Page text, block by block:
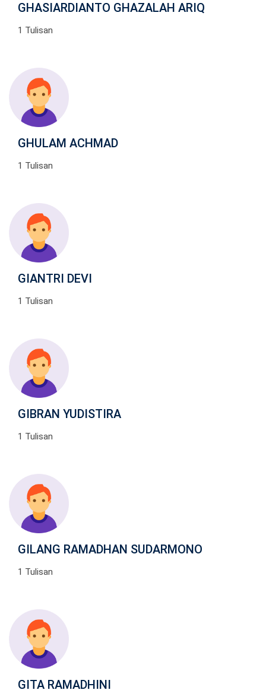
GHASIARDIANTO GHAZALAH ARIQ
1 Tulisan
GHULAM ACHMAD
1 Tulisan
GIANTRI DEVI
1 Tulisan
GIBRAN YUDISTIRA
1 Tulisan
GILANG RAMADHAN SUDARMONO
1 Tulisan
GITA RAMADHINI